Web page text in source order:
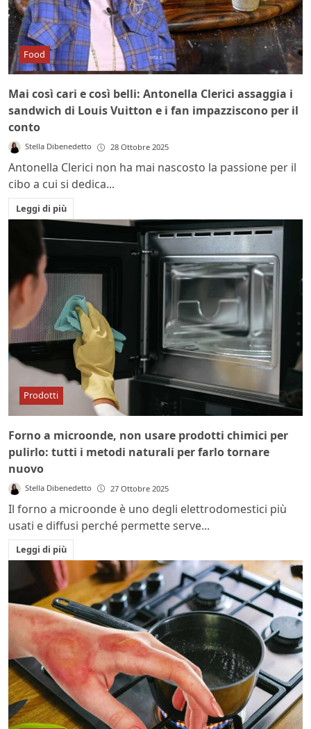
Food
Mai così cari e così belli: Antonella Clerici assaggia i
sandwich di Louis Vuitton e i fan impazziscono per il
conto
Stella Dibenedetto 28 Ottobre 2025
Antonella Clerici non ha mai nascosto la passione per il
cibo a cui si dedica...
Leggi di più
Prodotti
Forno a microonde, non usare prodotti chimici per
pulirlo: tutti i metodi naturali per farlo tornare
nuovo
Stella Dibenedetto 27 Ottobre 2025
Il forno a microonde è uno degli elettrodomestici più
usati e diffusi perché permette serve...
Leggi di più